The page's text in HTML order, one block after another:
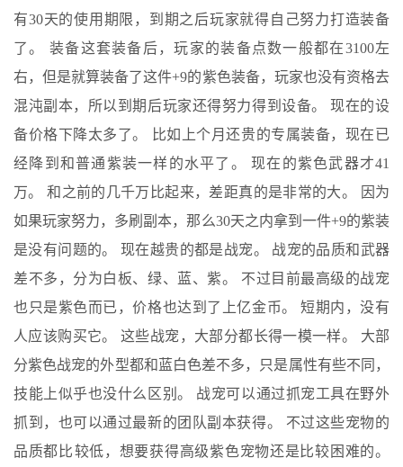
有30天的使用期限，到期之后玩家就得自己努力打造装备
了。 装备这套装备后，玩家的装备点数一般都在3100左
右，但是就算装备了这件+9的紫色装备，玩家也没有资格去
混沌副本，所以到期后玩家还得努力得到设备。 现在的设
备价格下降太多了。 比如上个月还贵的专属装备，现在已
经降到和普通紫装一样的水平了。 现在的紫色武器才41
万。 和之前的几千万比起来，差距真的是非常的大。 因为
如果玩家努力，多刷副本，那么30天之内拿到一件+9的紫装
是没有问题的。 现在越贵的都是战宠。 战宠的品质和武器
差不多，分为白板、绿、蓝、紫。 不过目前最高级的战宠
也只是紫色而已，价格也达到了上亿金币。 短期内，没有
人应该购买它。 这些战宠，大部分都长得一模一样。 大部
分紫色战宠的外型都和蓝白色差不多，只是属性有些不同，
技能上似乎也没什么区别。 战宠可以通过抓宠工具在野外
抓到，也可以通过最新的团队副本获得。 不过这些宠物的
品质都比​​较低，想要获得高级紫色宠物还是比较困难的。